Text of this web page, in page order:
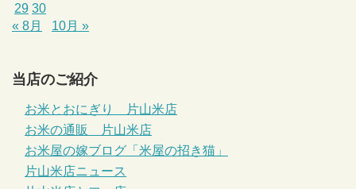
29 30
« 8月
10月 »
当店のご紹介
お米とおにぎり 片山米店
お米の通販 片山米店
お米屋の嫁ブログ「米屋の招き猫」
片山米店ニュース